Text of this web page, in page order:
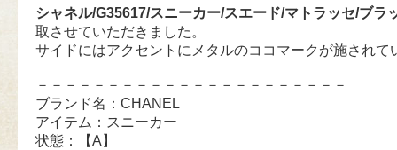
シャネル/G35617/スニーカー/スエード/マトラッセ/ブラ
取させていただきました。
サイドにはアクセントにメタルのココマークが施されて
－－－－－－－－－－－－－－－－－－－－－－
ブランド名：CHANEL
アイテム：スニーカー
状態：【A】